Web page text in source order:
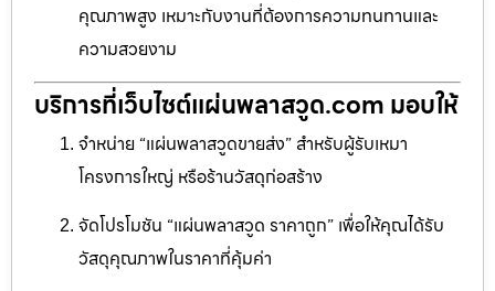
คุณภาพสูง เหมาะกับงานที่ต้องการความทนทานและ
ความสวยงาม
บริการที่เว็บไซต์แผ่นพลาสวูด.com มอบให้
จำหน่าย “แผ่นพลาสวูดขายส่ง” สำหรับผู้รับเหมา
โครงการใหญ่ หรือร้านวัสดุก่อสร้าง
จัดโปรโมชัน “แผ่นพลาสวูด ราคาถูก” เพื่อให้คุณได้รับ
วัสดุคุณภาพในราคาที่คุ้มค่า